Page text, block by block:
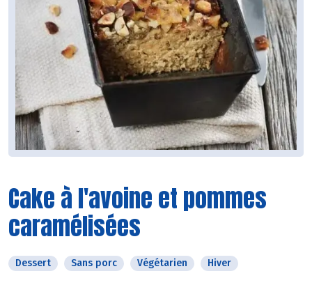
Cake à l'avoine et pommes
caramélisées
Dessert Sans porc Végétarien Hiver